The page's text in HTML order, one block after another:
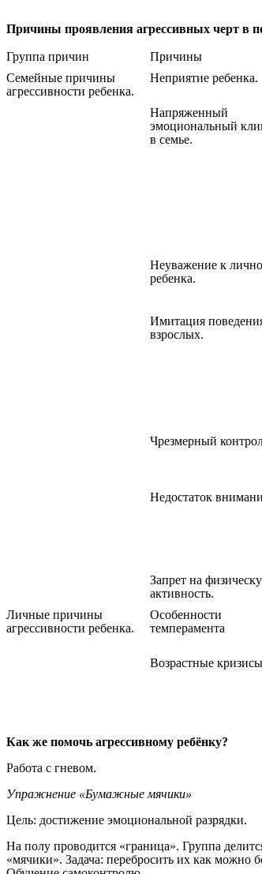
Причины проявления агрессивных черт в
Группа причин Причины
Семейные причины
агрессивности ребенка.
Неприятие ребенка.
Напряженный
эмоциональный
в семье.
Неуважение к
ребенка.
Имитация
взрослых.
Чрезмерный
Недостаток
Запрет на
активность.
Личные причины
агрессивности ребенка.
Особенности
темперамента
Возрастные
Как же помочь агрессивному ребёнку?
Работа с гневом.
Упражнение «Бумажные мячики»
Цель: достижение эмоциональной разрядки.
На полу проводится «граница». Группа
«мячики». Задача: перебросить их как можно